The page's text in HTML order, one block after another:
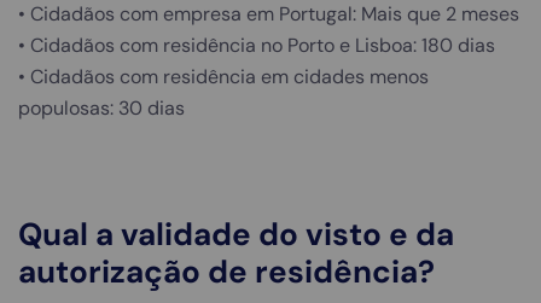
• Cidadãos com empresa em Portugal: Mais que 2 meses
• Cidadãos com residência no Porto e Lisboa: 180 dias
• Cidadãos com residência em cidades menos
populosas: 30 dias
Qual a validade do visto e da
autorização de residência?